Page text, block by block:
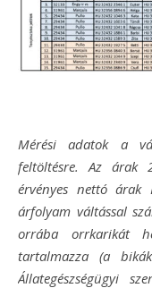
Mérési adatok a
feltöltésre. Az árak
érvényes nettó árak
árfolyam váltással
orrába orrkarikát
tartalmazza (a
Állategészségügyi